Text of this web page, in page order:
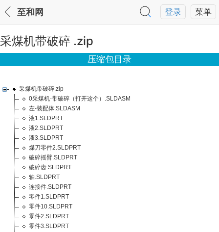
菜单
登录
至和网
采煤机带破碎 .zip
压缩包目录
采煤机带破碎.zip
0采煤机-带破碎（打开这个）.SLDASM
左-装配体.SLDASM
液1.SLDPRT
液2.SLDPRT
液3.SLDPRT
煤刀零件2.SLDPRT
破碎摇臂.SLDPRT
破碎齿.SLDPRT
轴.SLDPRT
连接件.SLDPRT
零件1.SLDPRT
零件10.SLDPRT
零件2.SLDPRT
零件3.SLDPRT